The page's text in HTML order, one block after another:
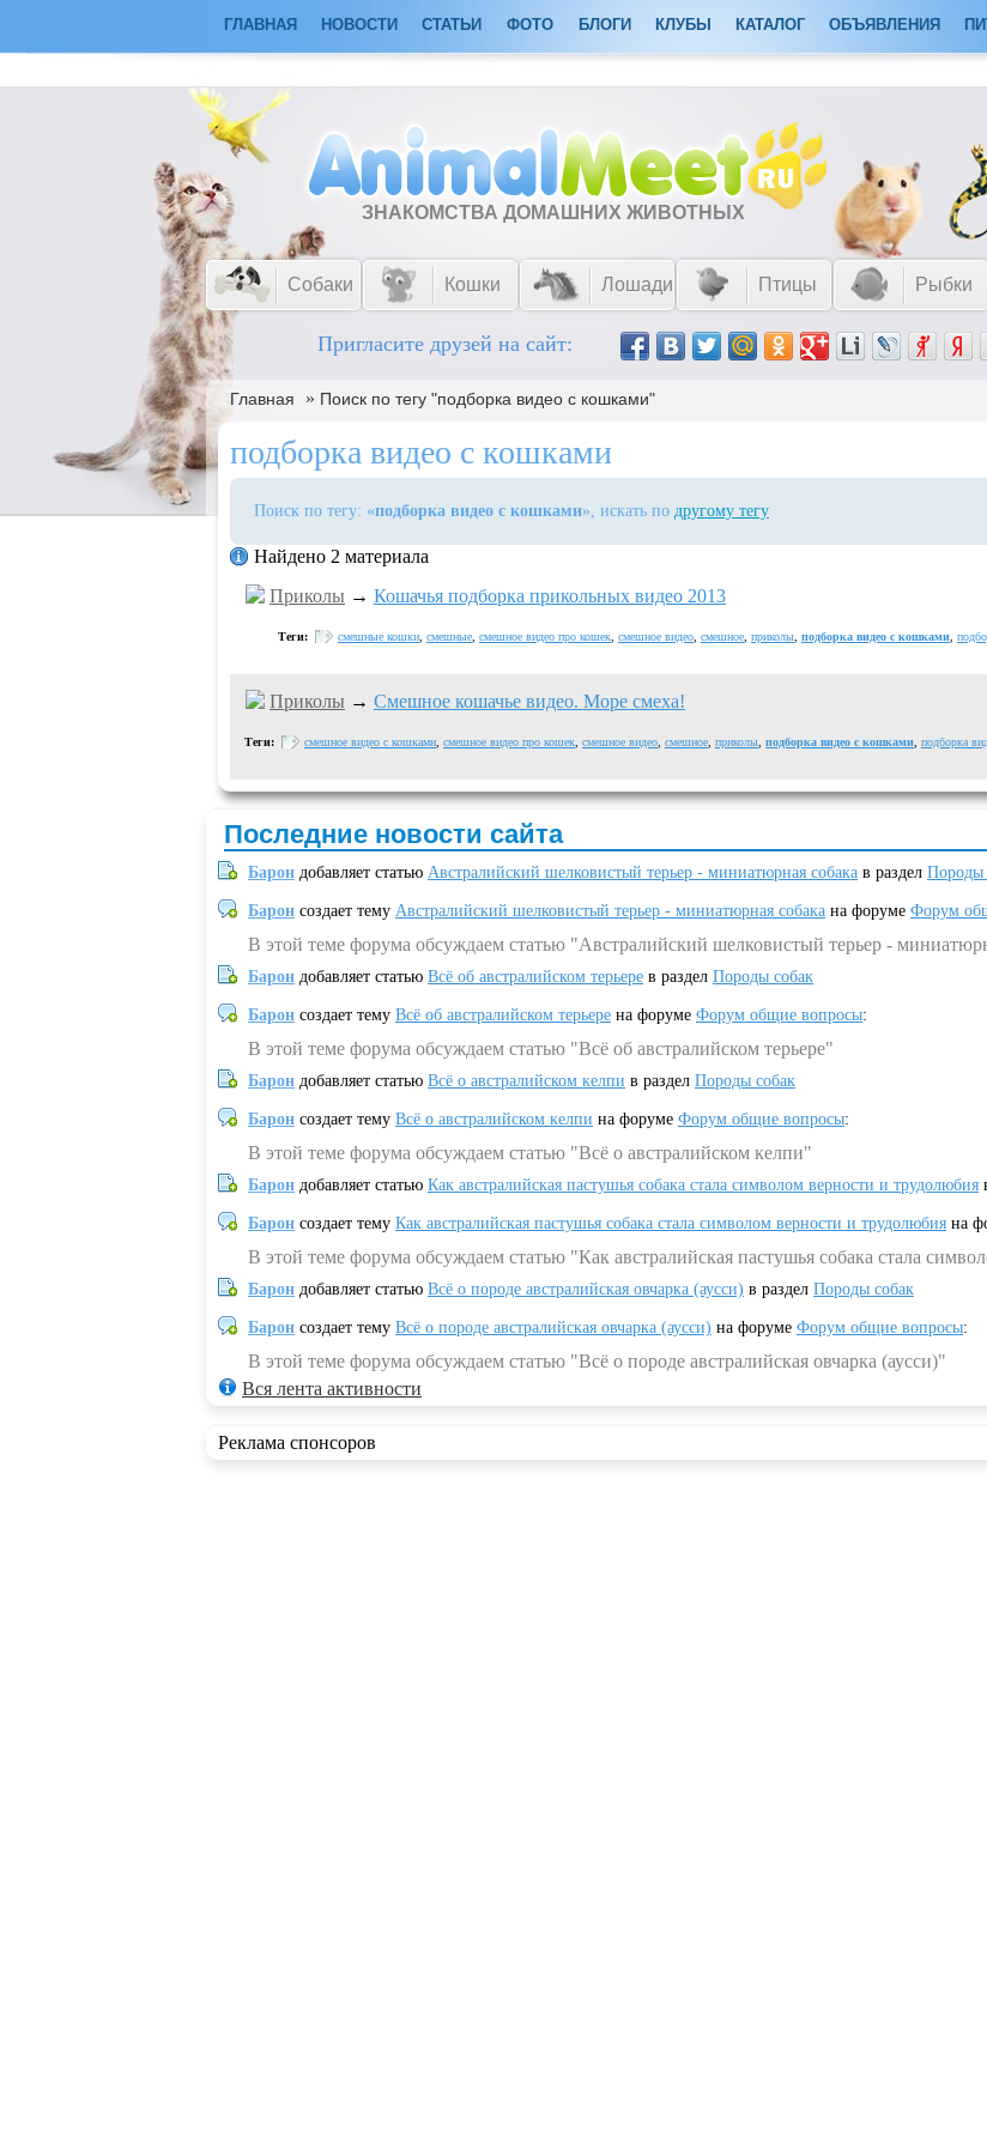
ГЛАВНАЯ НОВОСТИ СТАТЬИ ФОТО БЛОГИ КЛУБЫ КАТАЛОГ ОБЪЯВЛЕНИЯ
ЗНАКОМСТВА ДОМАШНИХ ЖИВОТНЫХ
Собаки Кошки Лошади Птицы Рыбки
Пригласите друзей на сайт:
Главная » Поиск по тегу "подборка видео с кошками"
подборка видео с кошками
Поиск по тегу: «подборка видео с кошками», искать по другому тегу
Найдено 2 материала
Приколы → Кошачья подборка прикольных видео 2013
Теги: смешные кошки смешные смешное видео про кошек смешное видео смешное приколы подборка видео с кошками
Приколы → Смешное кошачье видео. Море смеха!
Теги: смешное видео с кошками смешное видео про кошек смешное видео смешное приколы подборка видео с кошками подборка
Последние новости сайта
Барон добавляет статью Австралийский шелковистый терьер - миниатюрная собака в раздел Породы
Барон создает тему Австралийский шелковистый терьер - миниатюрная собака на форуме Форум
В этой теме форума обсуждаем статью "Австралийский шелковистый терьер -
Барон добавляет статью Всё об австралийском терьере в раздел Породы собак
Барон создает тему Всё об австралийском терьере на форуме Форум общие вопросы:
В этой теме форума обсуждаем статью "Всё об австралийском терьере"
Барон добавляет статью Всё о австралийском келпи в раздел Породы собак
Барон создает тему Всё о австралийском келпи на форуме Форум общие вопросы:
В этой теме форума обсуждаем статью "Всё о австралийском келпи"
Барон добавляет статью Как австралийская пастушья собака стала символом верности и трудолюбия
Барон создает тему Как австралийская пастушья собака стала символом верности и трудолюбия на
В этой теме форума обсуждаем статью "Как австралийская пастушья собака стала
Барон добавляет статью Всё о породе австралийская овчарка (аусси) в раздел Породы собак
Барон создает тему Всё о породе австралийская овчарка (аусси) на форуме Форум общие вопросы:
В этой теме форума обсуждаем статью "Всё о породе австралийская овчарка (аусси)"
Вся лента активности
Реклама спонсоров